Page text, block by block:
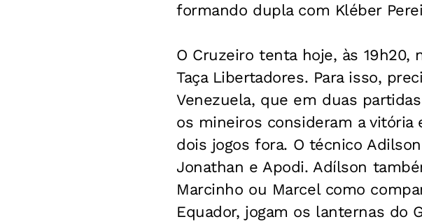
formando dupla com Kléber
O Cruzeiro tenta hoje, às 19h20,
Taça Libertadores. Para isso,
Venezuela, que em duas
os mineiros consideram a
dois jogos fora. O técnico
Jonathan e Apodi. Adílson
Marcinho ou Marcel como
Equador, jogam os lanternas do